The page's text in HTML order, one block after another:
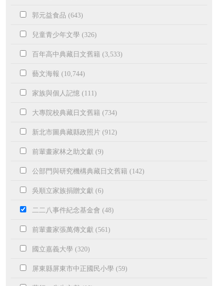
郭元益食品 (643)
兒童青少年文學 (326)
百年高中典藏日文舊籍 (3,533)
藝文海報 (10,744)
家族與個人記憶 (111)
大專院校典藏日文舊籍 (734)
新北市圖典藏縣政照片 (912)
前輩畫家林之助文獻 (9)
公部門與研究機構典藏日文舊籍 (142)
吳順立家族捐贈文獻 (6)
二二八事件紀念基金會 (48)
前輩畫家張萬傳文獻 (561)
國立嘉義大學 (320)
屏東縣屏東市中正國民小學 (59)